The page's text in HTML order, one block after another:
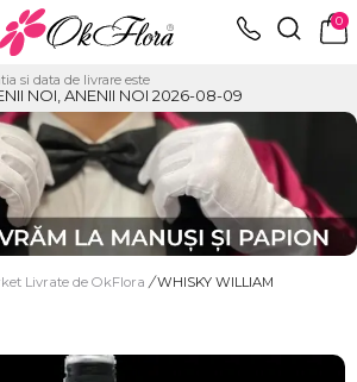
0
si data de livrare este
NOI, ANENII NOI 2026-08-09
Livrate de OkFlora / WHISKY WILLIAM